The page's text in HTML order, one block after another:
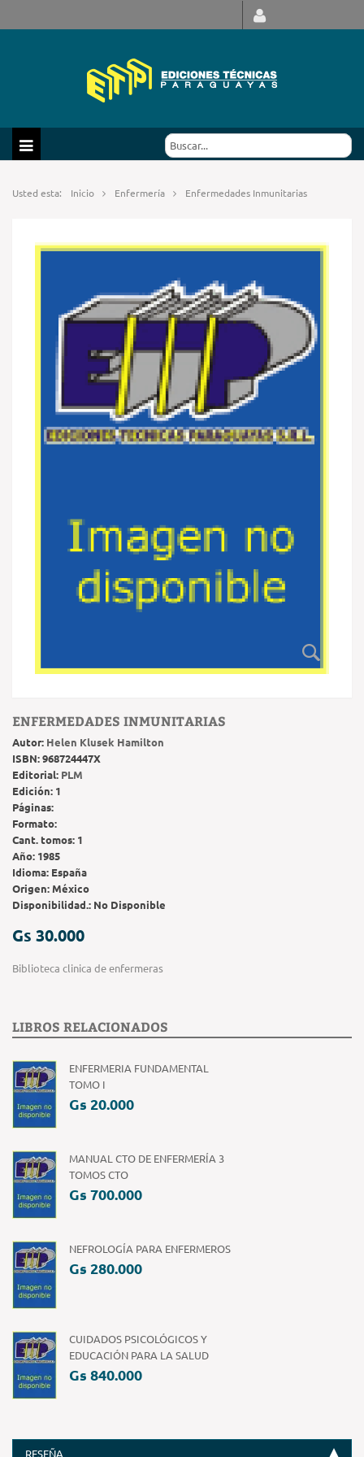
Usted esta: Inicio Enfermería Enfermedades Inmunitarias
ENFERMEDADES INMUNITARIAS
Autor: Helen Klusek Hamilton
ISBN:968724447X
Editorial: PLM
Edición: 1
Páginas:
Formato:
Cant. tomos: 1
Año: 1985
Idioma: España
Origen:México
Disponibilidad.: No Disponible
Gs 30.000
Biblioteca clinica de enfermeras
LIBROS RELACIONADOS
ENFERMERIA FUNDAMENTAL
TOMO I
Gs 20.000
MANUAL CTO DE ENFERMERÍA 3
TOMOS CTO
Gs 700.000
NEFROLOGÍA PARA ENFERMEROS
Gs 280.000
CUIDADOS PSICOLÓGICOS Y
EDUCACIÓN PARA LA SALUD
Gs 840.000
RESEÑA